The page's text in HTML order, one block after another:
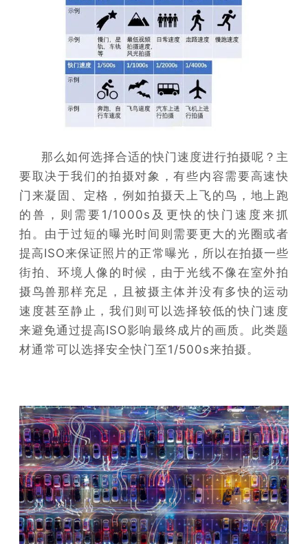
那么如何选择合适的快门速度进行拍摄呢？主
要取决于我们的拍摄对象，有些内容需要高速快
门来凝固、定格，例如拍摄天上飞的鸟，地上跑
的兽，则需要1/1000s及更快的快门速度来抓
拍。由于过短的曝光时间则需要更大的光圈或者
提高ISO来保证照片的正常曝光，所以在拍摄一些
街拍、环境人像的时候，由于光线不像在室外拍
摄鸟兽那样充足，且被摄主体并没有多快的运动
速度甚至静止，我们则可以选择较低的快门速度
来避免通过提高ISO影响最终成片的画质。此类题
材通常可以选择安全快门至1/500s来拍摄。